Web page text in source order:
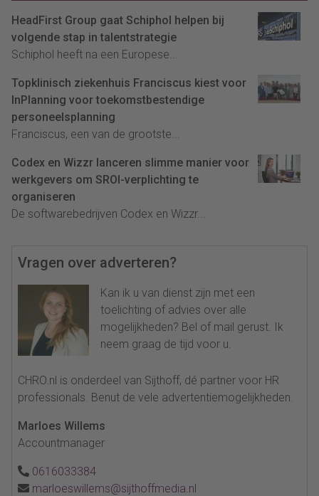
HeadFirst Group gaat Schiphol helpen bij
volgende stap in talentstrategie
Schiphol heeft na een Europese...
Topklinisch ziekenhuis Franciscus kiest voor
InPlanning voor toekomstbestendige
personeelsplanning
Franciscus, een van de grootste...
Codex en Wizzr lanceren slimme manier voor
werkgevers om SROI-verplichting te
organiseren
De softwarebedrijven Codex en Wizzr...
Vragen over adverteren?
Kan ik u van dienst zijn met een
toelichting of advies over alle
mogelijkheden? Bel of mail gerust. Ik
neem graag de tijd voor u.
CHRO.nl is onderdeel van Sijthoff, dé partner voor HR
professionals. Benut de vele advertentiemogelijkheden.
Marloes Willems
Accountmanager
0616033384
marloeswillems@sijthoffmedia.nl